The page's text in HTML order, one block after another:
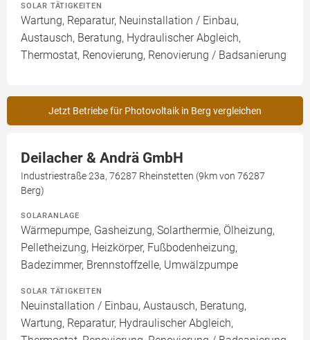
SOLAR TÄTIGKEITEN
Wartung, Reparatur, Neuinstallation / Einbau,
Austausch, Beratung, Hydraulischer Abgleich,
Thermostat, Renovierung, Renovierung / Badsanierung
Jetzt Betriebe für Photovoltaik in Berg vergleichen
Deilacher & Andrä GmbH
Industriestraße 23a, 76287 Rheinstetten (9km von 76287
Berg)
SOLARANLAGE
Wärmepumpe, Gasheizung, Solarthermie, Ölheizung,
Pelletheizung, Heizkörper, Fußbodenheizung,
Badezimmer, Brennstoffzelle, Umwälzpumpe
SOLAR TÄTIGKEITEN
Neuinstallation / Einbau, Austausch, Beratung,
Wartung, Reparatur, Hydraulischer Abgleich,